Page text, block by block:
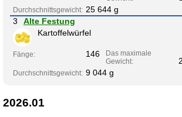
Durchschnittsgewicht: 25 644 g
3
Alte Festung
Kartoffelwürfel
Fänge: 146
Das maximale
Gewicht:
Durchschnittsgewicht: 9 044 g
2026.01